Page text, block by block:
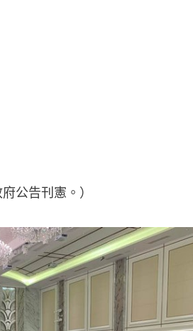
公告刊憲。）